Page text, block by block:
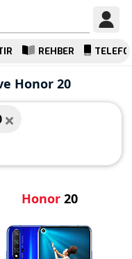
REHBER
Honor 20
Honor 20
Honor 20